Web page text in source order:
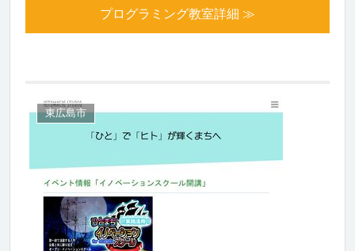
プログラミング教室詳細 ≫
東広島市